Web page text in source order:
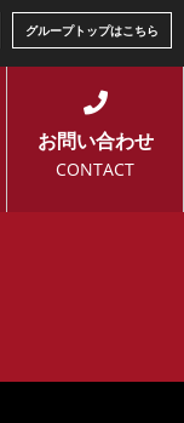
グループトップはこちら
お問い合わせ
CONTACT